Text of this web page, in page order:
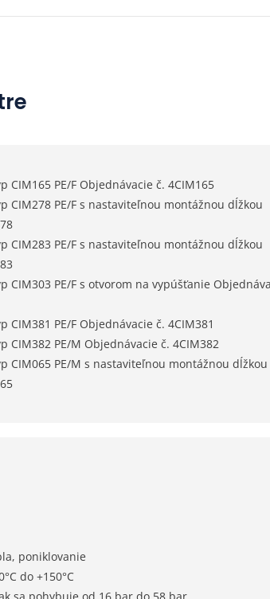
CIM165 PE/F Objednávacie č. 4CIM165
CIM278 PE/F s nastaviteľnou montážnou dĺžkou
CIM283 PE/F s nastaviteľnou montážnou dĺžkou
CIM303 PE/F s otvorom na vypúšťanie
CIM381 PE/F Objednávacie č. 4CIM381
CIM382 PE/M Objednávacie č. 4CIM382
CIM065 PE/M s nastaviteľnou montážnou dĺžkou
poniklovanie
do +150°C